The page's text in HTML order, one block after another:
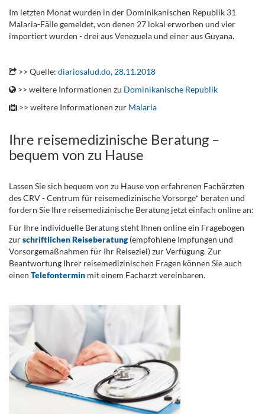
Im letzten Monat wurden in der Dominikanischen Republik 31
Malaria-Fälle gemeldet, von denen 27 lokal erworben und vier
importiert wurden - drei aus Venezuela und einer aus Guyana.
>> Quelle: diariosalud.do, 28.11.2018
>> weitere Informationen zu Dominikanische Republik
>> weitere Informationen zur Malaria
Ihre reisemedizinische Beratung –
bequem von zu Hause
Lassen Sie sich bequem von zu Hause von erfahrenen Fachärzten
des CRV - Centrum für reisemedizinische Vorsorge* beraten und
fordern Sie Ihre reisemedizinische Beratung jetzt einfach online an:
Für Ihre individuelle Beratung steht Ihnen online ein Fragebogen
zurschriftlichen Reiseberatung(empfohlene Impfungen und
Vorsorgemaßnahmen für Ihr Reiseziel) zur Verfügung. Zur
Beantwortung Ihrer reisemedizinischen Fragen können Sie auch
einen Telefontermin mit einem Facharzt vereinbaren.